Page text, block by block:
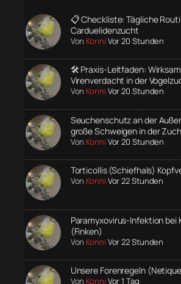
📋 Checkliste: Tägliche
Carduelidenzucht
Von Konni Vor 20 Stunden
🛠️ Praxis-Leitfaden:
Virenverdacht in der
Von Konni Vor 20 Stunden
Seuchenschutz an der
große Schweigen in der
Von Konni Vor 20 Stunden
Torticollis (Schiefhals)
Von Konni Vor 22 Stunden
Paramyxovirus-Infektion bei
(Finken)
Von Konni Vor 22 Stunden
Unsere Forenregeln
Von Konni Vor 1 Tag